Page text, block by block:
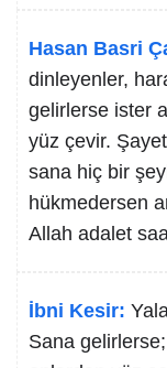
Hasan Basri
dinleyenler,
gelirlerse ister
yüz çevir.
sana hiç bir
hükmedersen
Allah adalet
İbni Kesir:
Sana